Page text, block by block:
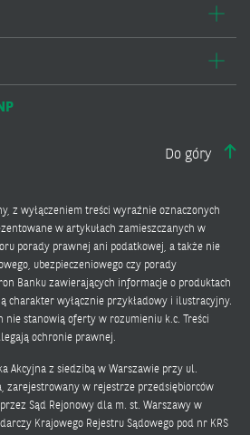
Do góry
z wyłączeniem treści wyraźnie oznaczonych
w artykułach zamieszczanych w
porady prawnej ani podatkowej, a także nie
ubezpieczeniowego czy porady
Banku zawierających informacje o produktach
charakter wyłącznie przykładowy i ilustracyjny.
nie stanowią oferty w rozumieniu k.c. Treści
ochronie prawnej.
Akcyjna z siedzibą w Warszawie przy ul.
zarejestrowany w rejestrze przedsiębiorców
Sąd Rejonowy dla m. st. Warszawy w
Krajowego Rejestru Sądowego pod nr KRS